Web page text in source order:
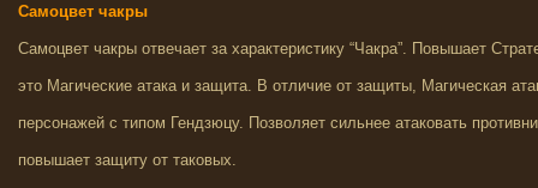
Самоцвет чакры
Самоцвет чакры отвечает за характеристику “Чакра”. Повышает
это Магические атака и защита. В отличие от защиты, Магическая
персонажей с типом Гендзюцу. Позволяет сильнее атаковать
повышает защиту от таковых.